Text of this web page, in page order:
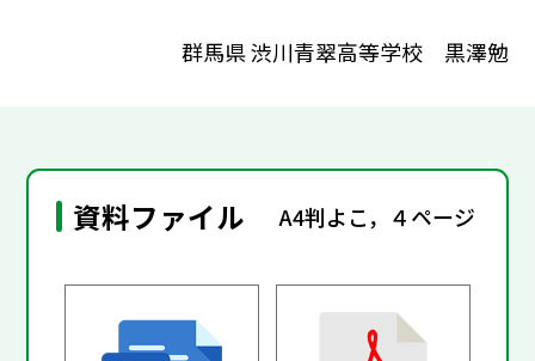
群馬県 渋川青翠高等学校 黒澤勉
資料ファイル A4判よこ，４ページ